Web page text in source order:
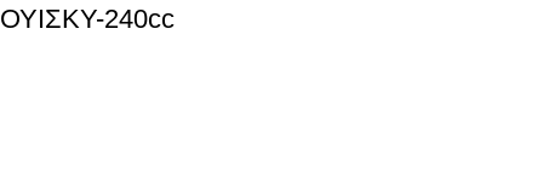
ΟΥΙΣΚΥ-240cc